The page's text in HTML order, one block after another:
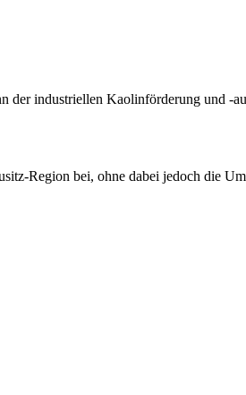
der industriellen Kaolinförderung und -
Region bei, ohne dabei jedoch die